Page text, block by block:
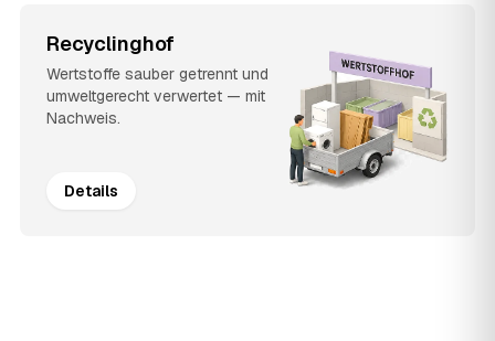
Recyclinghof
Wertstoffe sauber getrennt und
umweltgerecht verwertet — mit
Nachweis.
Details